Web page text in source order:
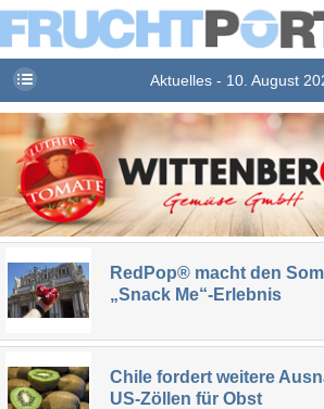
Aktuelles - 10. August
RedPop® macht den
„Snack Me“-Erlebnis
Chile fordert weitere
US-Zöllen für Obst